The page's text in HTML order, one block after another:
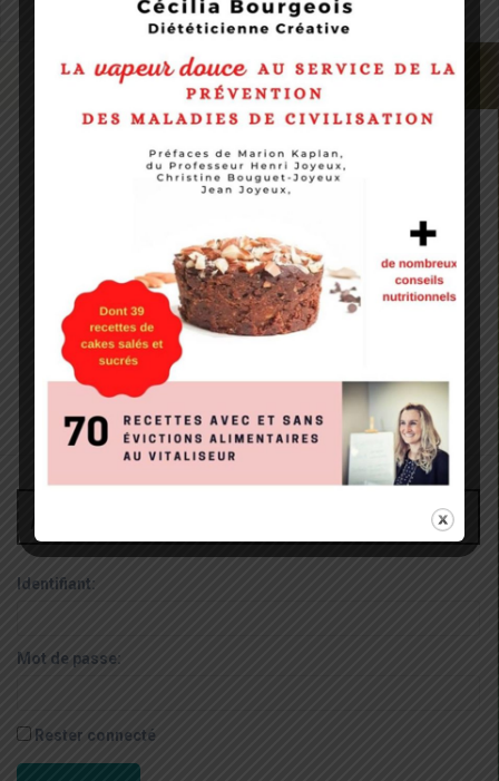
Identifiant:
Mot de passe:
Rester connecté